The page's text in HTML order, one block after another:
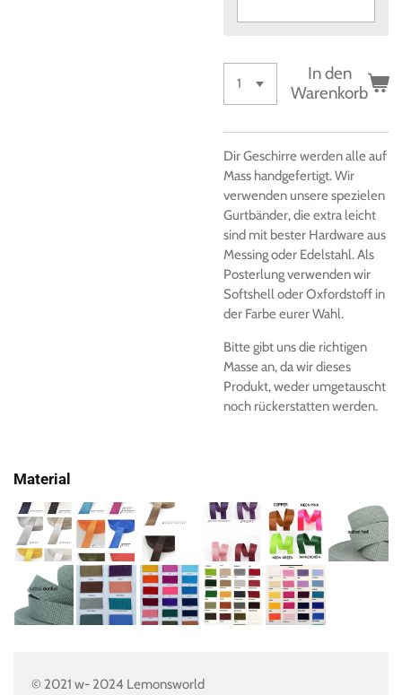
In den
Warenkorb
Dir Geschirre werden alle auf
Mass handgefertigt. Wir
verwenden unsere spezielen
Gurtbänder, die extra leicht
sind mit bester Hardware aus
Messing oder Edelstahl. Als
Posterlung verwenden wir
Softshell oder Oxfordstoff in
der Farbe eurer Wahl.
Bitte gibt uns die richtigen
Masse an, da wir dieses
Produkt, weder umgetauscht
noch rückerstatten werden.
Material
© 2021 w- 2024 Lemonsworld